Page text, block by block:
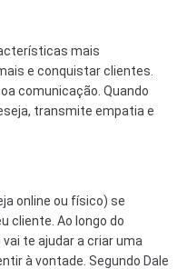
mais
e conquistar clientes
comunicação. Quando
transmite empatia e
online ou físico) se
cliente. Ao longo do
te ajudar a criar uma
à vontade. Segundo Dale